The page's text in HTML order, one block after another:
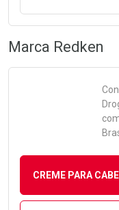
Marca Redken
CREME PARA